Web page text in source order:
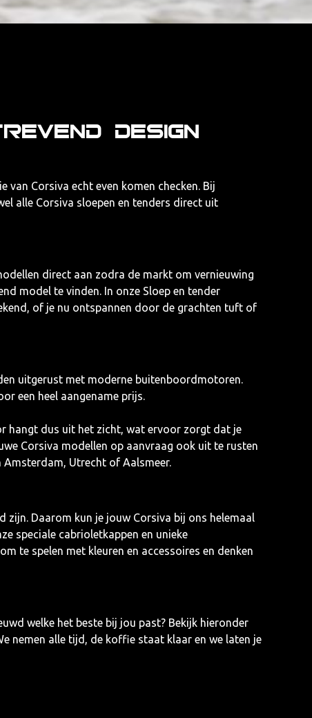
design
van Corsiva echt even komen checken. Bij
alle Corsiva sloepen en tenders direct uit
direct aan zodra de markt om vernieuwing
model te vinden. In onze Sloep en tender
of je nu ontspannen door de grachten tuft of
uitgerust met moderne buitenboordmotoren.
een heel aangename prijs.
hangt dus uit het zicht, wat ervoor zorgt dat je
Corsiva modellen op aanvraag ook uit te rusten
Utrecht of Aalsmeer.
zijn. Daarom kun je jouw Corsiva bij ons helemaal
speciale cabrioletkappen en unieke
te spelen met kleuren en accessoires en denken
welke het beste bij jou past? Bekijk hieronder
nemen alle tijd, de koffie staat klaar en we laten je